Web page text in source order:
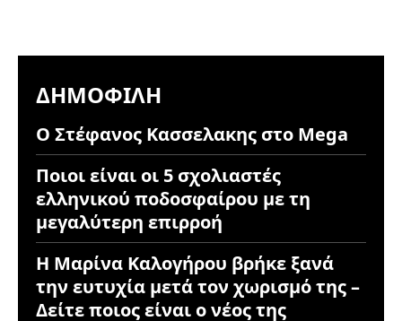
ΔΗΜΟΦΙΛΉ
Ο Στέφανος Κασσελακης στο Mega
Ποιοι είναι οι 5 σχολιαστές
ελληνικού ποδοσφαίρου με τη
μεγαλύτερη επιρροή
Η Μαρίνα Καλογήρου βρήκε ξανά
την ευτυχία μετά τον χωρισμό της –
Δείτε ποιος είναι ο νέος της